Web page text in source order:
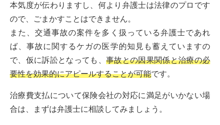
本気度が伝わりますし、何より弁護士は法律のプロです
ので、ごまかすことはできません。
また、交通事故の案件を多く扱っている弁護士であれ
ば、事故に関するケガの医学的知見も蓄えていますの
で、仮に訴訟となっても、 事故との因果関係と治療の必
要性を効果的にアピールすることが可能です。
治療費支払について保険会社の対応に満足がいかない場
合は、まずは弁護士に相談してみましょう。